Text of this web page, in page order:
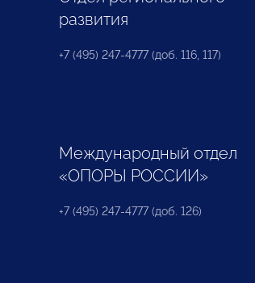
развития
+7 (495) 247-4777 (доб. 116, 117)
Международный отдел
«ОПОРЫ РОССИИ»
+7 (495) 247-4777 (доб. 126)